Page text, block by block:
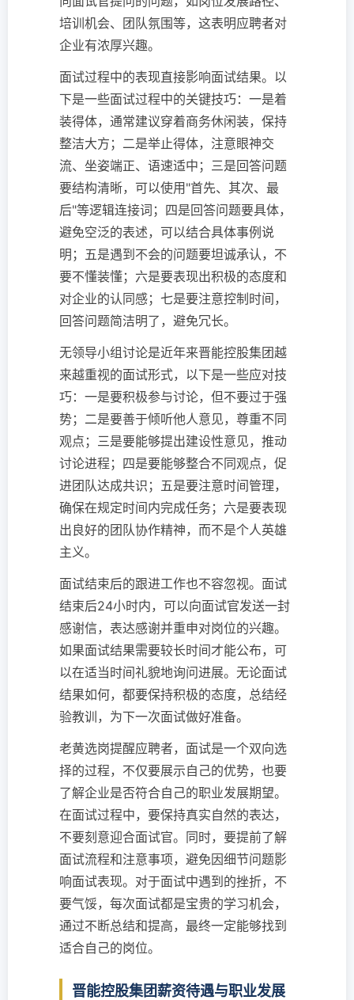
培训机会、团队氛围等，这表明应聘者对
企业有浓厚兴趣。
面试过程中的表现直接影响面试结果。以
下是一些面试过程中的关键技巧：一是着
装得体，通常建议穿着商务休闲装，保持
整洁大方；二是举止得体，注意眼神交
流、坐姿端正、语速适中；三是回答问题
要结构清晰，可以使用"首先、其次、最
后"等逻辑连接词；四是回答问题要具体，
避免空泛的表述，可以结合具体事例说
明；五是遇到不会的问题要坦诚承认，不
要不懂装懂；六是要表现出积极的态度和
对企业的认同感；七是要注意控制时间，
回答问题简洁明了，避免冗长。
无领导小组讨论是近年来晋能控股集团越
来越重视的面试形式，以下是一些应对技
巧：一是要积极参与讨论，但不要过于强
势；二是要善于倾听他人意见，尊重不同
观点；三是要能够提出建设性意见，推动
讨论进程；四是要能够整合不同观点，促
进团队达成共识；五是要注意时间管理，
确保在规定时间内完成任务；六是要表现
出良好的团队协作精神，而不是个人英雄
主义。
面试结束后的跟进工作也不容忽视。面试
结束后24小时内，可以向面试官发送一封
感谢信，表达感谢并重申对岗位的兴趣。
如果面试结果需要较长时间才能公布，可
以在适当时间礼貌地询问进展。无论面试
结果如何，都要保持积极的态度，总结经
验教训，为下一次面试做好准备。
老黄选岗提醒应聘者，面试是一个双向选
择的过程，不仅要展示自己的优势，也要
了解企业是否符合自己的职业发展期望。
在面试过程中，要保持真实自然的表达，
不要刻意迎合面试官。同时，要提前了解
面试流程和注意事项，避免因细节问题影
响面试表现。对于面试中遇到的挫折，不
要气馁，每次面试都是宝贵的学习机会，
通过不断总结和提高，最终一定能够找到
适合自己的岗位。
晋能控股集团薪资待遇与职业发展